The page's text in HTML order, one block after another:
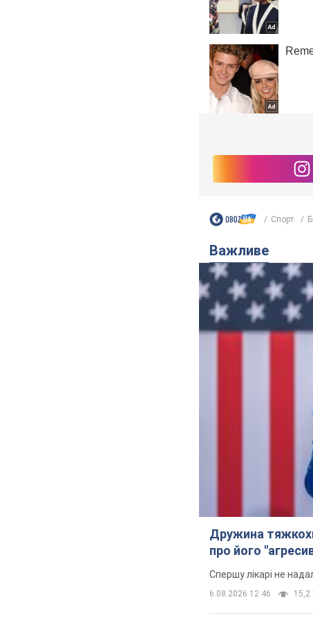
Спорт
Важливе
Дружина
про його
Спершу лікарі не
6.08.2026 12:46 15,2